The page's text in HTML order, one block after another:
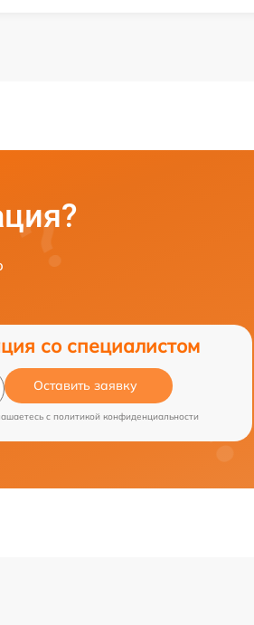
со специалистом
Оставить заявку
c политикой конфиденциальности